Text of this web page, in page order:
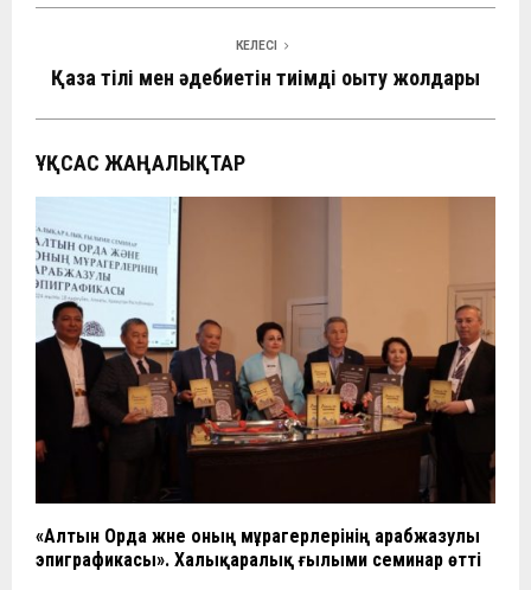
КЕЛЕСІ
Қазақ тілі мен әдебиетін тиімді оқыту жолдары
ҰҚСАС ЖАҢАЛЫҚТАР
«Алтын Орда және оның мұрагерлерінің арабжазулы
эпиграфикасы». Халықаралық ғылыми семинар өтті